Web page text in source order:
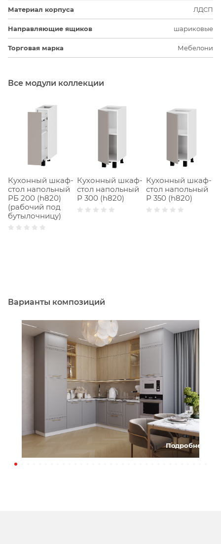
Материал корпуса ЛДСП
Направляющие ящиков шариковые
Торговая марка Мебелони
Все модули коллекции
Кухонный шкаф-
стол напольный
РБ 200 (h820)
(рабочий под
бутылочницу)
Кухонный шкаф-
стол напольный
Р 300 (h820)
Кухонный шкаф-
стол напольный
Р 350 (h820)
Варианты композиций
Подробнее